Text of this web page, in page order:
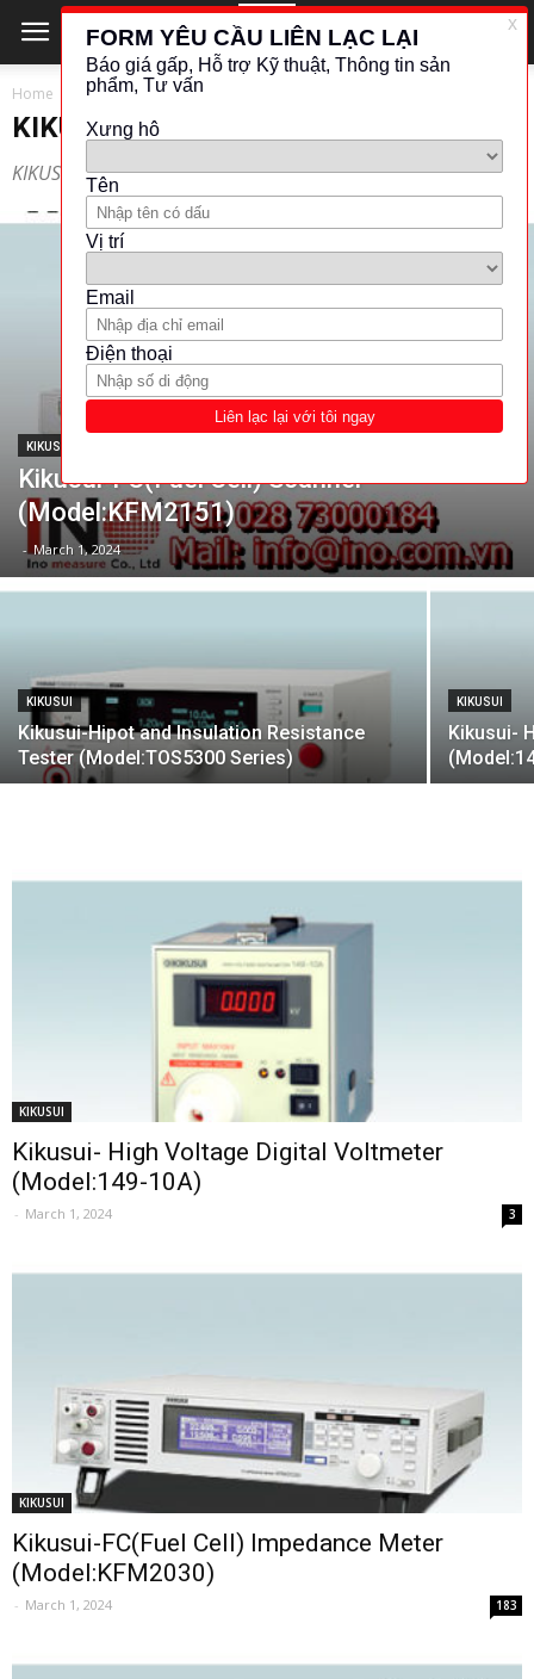
Home KIKUSUI
KIKUSUI
KIKUSUI
KIKUSUI
Kikusui-FC(Fuel Cell) Scanner
(Model:KFM2151)
- March 1, 2024
KIKUSUI
Kikusui-Hipot and Insulation Resistance
Tester (Model:TOS5300 Series)
KIKUSUI
Kikusui-
KIKUSUI
Kikusui- High Voltage Digital Voltmeter
(Model:149-10A)
- March 1, 2024 3
KIKUSUI
Kikusui-FC(Fuel Cell) Impedance Meter
(Model:KFM2030)
- March 1, 2024 183